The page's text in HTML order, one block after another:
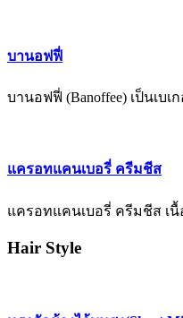
บานอฟฟี่
บานอฟฟี่ (Banoffee) เป็นเ
แครอทแคนเบอรี่ ครีมชีส
แครอทแคนเบอรี่ ครีมชีส เ
Hair Style